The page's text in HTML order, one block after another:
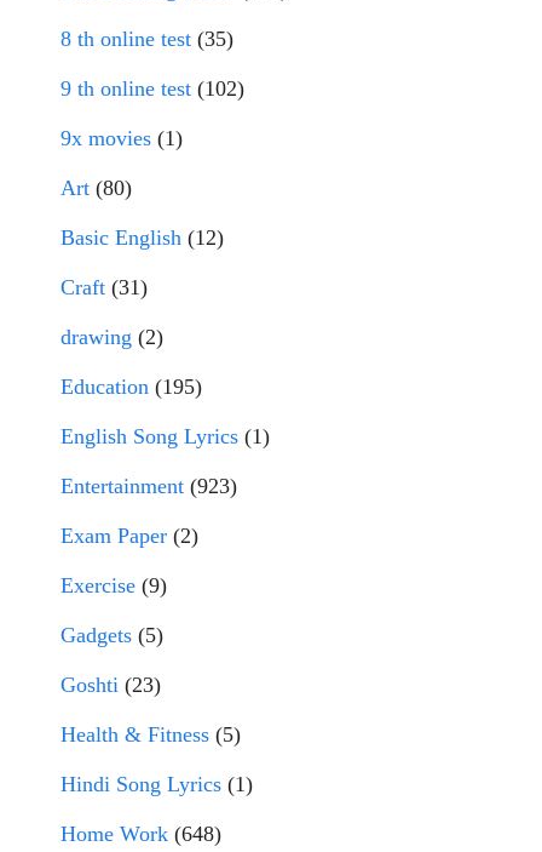
8 th online test (35)
9 th online test (102)
9x movies (1)
Art (80)
Basic English (12)
Craft (31)
drawing (2)
Education (195)
English Song Lyrics (1)
Entertainment (923)
Exam Paper (2)
Exercise (9)
Gadgets (5)
Goshti (23)
Health & Fitness (5)
Hindi Song Lyrics (1)
Home Work (648)